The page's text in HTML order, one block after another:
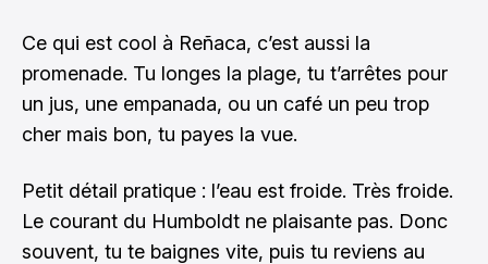
Ce qui est cool à Reñaca, c’est aussi la
promenade. Tu longes la plage, tu t’arrêtes pour
un jus, une empanada, ou un café un peu trop
cher mais bon, tu payes la vue.
Petit détail pratique : l’eau est froide. Très froide.
Le courant du Humboldt ne plaisante pas. Donc
souvent, tu te baignes vite, puis tu reviens au